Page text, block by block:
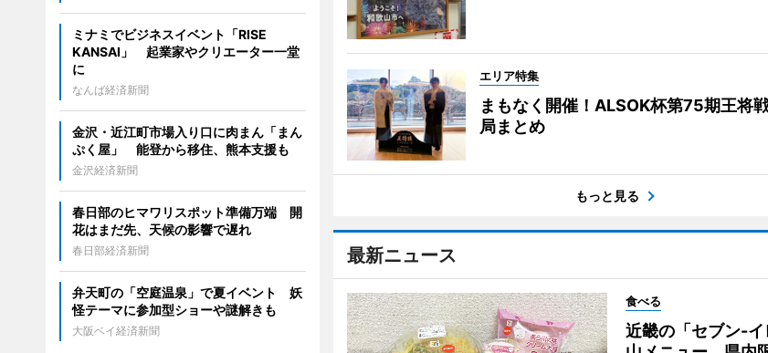
エリア特集
まもなく開催！ALSOK杯第75期王将
局まとめ
もっと見る
最新ニュース
食べる
近畿の「セブン-
ミナミでビジネスイベント「RISE
KANSAI」 起業家やクリエーター一堂
に
なんば経済新聞
金沢・近江町市場入り口に肉まん「まん
ぷく屋」 能登から移住、熊本支援も
金沢経済新聞
春日部のヒマワリスポット準備万端 開
花はまだ先、天候の影響で遅れ
春日部経済新聞
弁天町の「空庭温泉」で夏イベント 妖
怪テーマに参加型ショーや謎解きも
大阪ベイ経済新聞